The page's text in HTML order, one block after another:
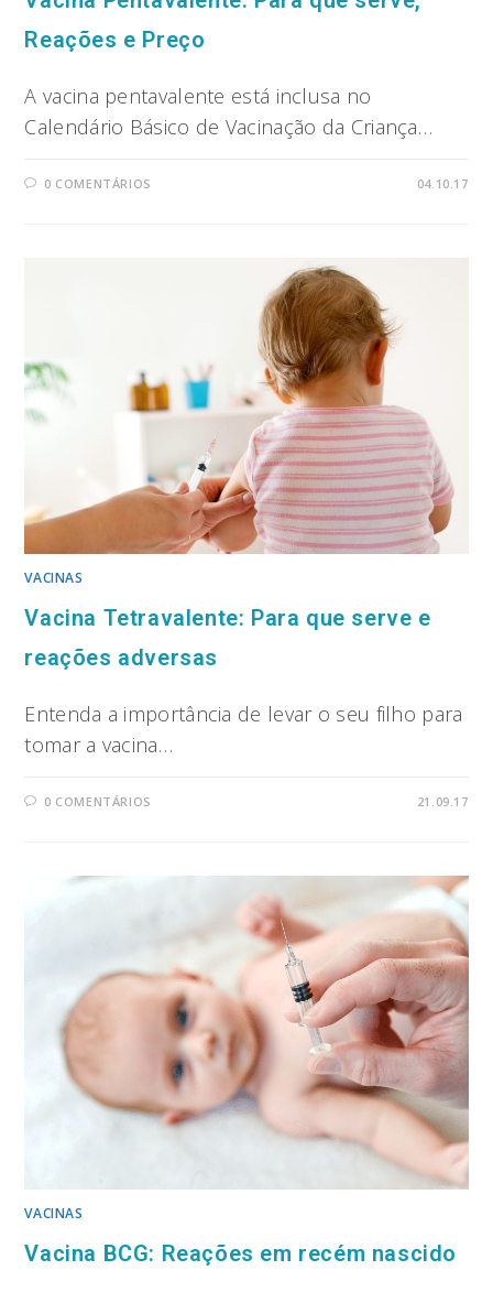
Reações e Preço
A vacina pentavalente está inclusa no
Calendário Básico de Vacinação da Criança…
0 COMENTÁRIOS 04.10.17
VACINAS
Vacina Tetravalente: Para que serve e
reações adversas
Entenda a importância de levar o seu filho para
tomar a vacina…
0 COMENTÁRIOS 21.09.17
VACINAS
Vacina BCG: Reações em recém nascido